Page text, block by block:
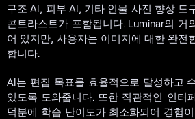
구조 AI, 피부 AI, 기타 인물 사진 향상 도
콘트라스트가 포함됩니다. Luminar의 거
어 있지만, 사용자는 이미지에 대한 완전
합니다.
AI는 편집 목표를 효율적으로 달성하고
있도록 도와줍니다. 또한 직관적인 인터
덕분에 학습 난이도가 최소화되어 경험